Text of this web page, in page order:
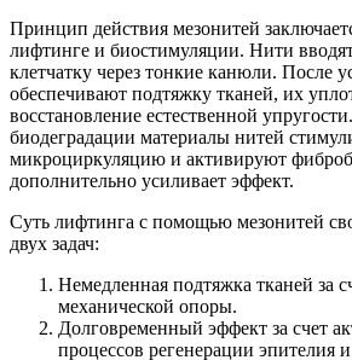
Принцип действия мезонитей
лифтинге и биостимуляции. Нити
клетчатку через тонкие канюли. После
обеспечивают подтяжку тканей, их
восстановление естественной
биодеградации материалы нитей
микроциркуляцию и активируют
дополнительно усиливает эффект.
Суть лифтинга с помощью мезонитей
двух задач:
Немедленная подтяжка тканей за
механической опоры.
Долговременный эффект за счет
процессов регенерации эпителия